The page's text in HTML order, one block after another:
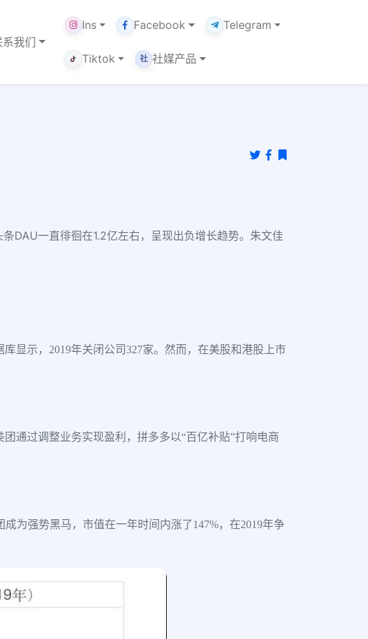
系我们
Ins Facebook Telegram
Tiktok 社 社媒产品
DAU一直徘徊在1.2亿左右，呈现出负增长趋势。朱文佳
显示，2019年关闭公司327家。然而，在美股和港股上市
通过调整业务实现盈利，拼多多以“百亿补贴”打响电商
为强势黑马，市值在一年时间内涨了147%，在2019年争